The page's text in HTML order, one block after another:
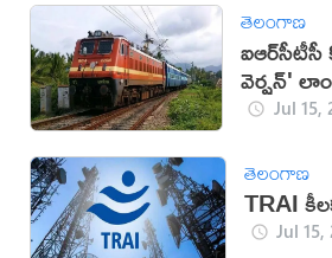
తెలంగాణ
వెర్షన్'
Jul 15,
తెలంగాణ
TRAI
Jul 15,